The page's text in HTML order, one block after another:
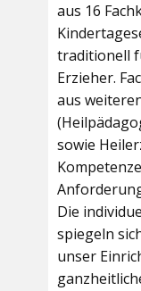
aus 16
traditionell
Erzieher.
aus
sowie
Die
spiegeln
unser